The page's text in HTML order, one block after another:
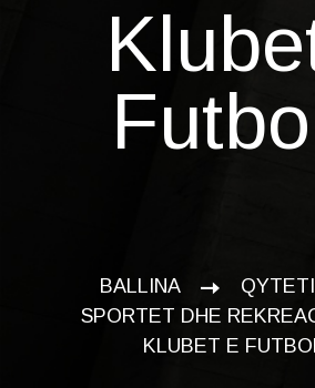
BALLINA
SPORTET DHE
KLUBET E